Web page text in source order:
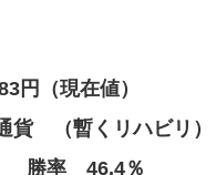
（現在値）
（暫くリハビリ）
勝率 46.4％